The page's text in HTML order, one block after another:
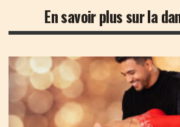
En savoir plus sur la